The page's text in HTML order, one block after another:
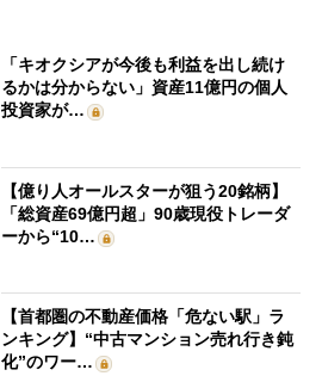
「キオクシアが今後も利益を出し続け
るかは分からない」資産11億円の個人
投資家が…
【億り人オールスターが狙う20銘柄】
「総資産69億円超」90歳現役トレーダ
ーから“10…
【首都圏の不動産価格「危ない駅」ラ
ンキング】“中古マンション売れ行き鈍
化”のワー…